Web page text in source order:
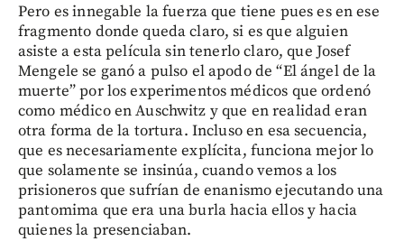
Pero es innegable la fuerza que tiene pues es en ese
fragmento donde queda claro, si es que alguien
asiste a esta película sin tenerlo claro, que Josef
Mengele se ganó a pulso el apodo de “El ángel de la
muerte” por los experimentos médicos que ordenó
como médico en Auschwitz y que en realidad eran
otra forma de la tortura. Incluso en esa secuencia,
que es necesariamente explícita, funciona mejor lo
que solamente se insinúa, cuando vemos a los
prisioneros que sufrían de enanismo ejecutando una
pantomima que era una burla hacia ellos y hacia
quienes la presenciaban.